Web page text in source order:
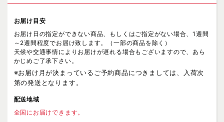
お届け目安
お届け日の指定ができない商品、もしくはご指定がない場合、1週間
～2週間程度でお届け致します。（一部の商品を除く）
天候や交通事情によりお届けが遅れる場合もございますので、あら
かじめご了承下さい。
※お届け月が決まっているご予約商品につきましては、入荷次
第の発送となります。
配送地域
全国にお届けできます。